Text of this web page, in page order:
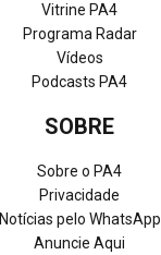
Vitrine PA4
Programa Radar
Vídeos
Podcasts PA4
SOBRE
Sobre o PA4
Privacidade
Notícias pelo WhatsApp
Anuncie Aqui